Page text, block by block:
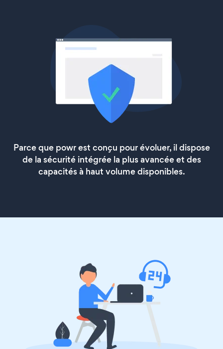
Parce que powr est conçu pour évoluer, il dispose
de la sécurité intégrée la plus avancée et des
capacités à haut volume disponibles.